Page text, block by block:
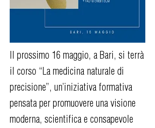
Il prossimo 16 maggio, a Bari, si terrà
il corso “La medicina naturale di
precisione”, un’iniziativa formativa
pensata per promuovere una visione
moderna, scientifica e consapevole